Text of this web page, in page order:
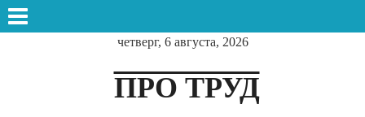
четверг, 6 августа, 2026
ПРО ТРУД